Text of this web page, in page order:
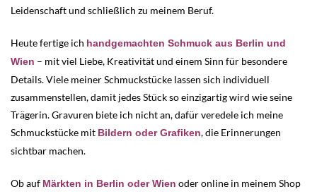
Leidenschaft und schließlich zu meinem Beruf.
Heute fertige ich handgemachten Schmuck aus Berlin und
Wien – mit viel Liebe, Kreativität und einem Sinn für besondere
Details. Viele meiner Schmuckstücke lassen sich individuell
zusammenstellen, damit jedes Stück so einzigartig wird wie seine
Trägerin. Gravuren biete ich nicht an, dafür veredele ich meine
Schmuckstücke mit Bildern oder Grafiken, die Erinnerungen
sichtbar machen.
Ob auf Märkten in Berlin oder Wien oder online in meinem Shop